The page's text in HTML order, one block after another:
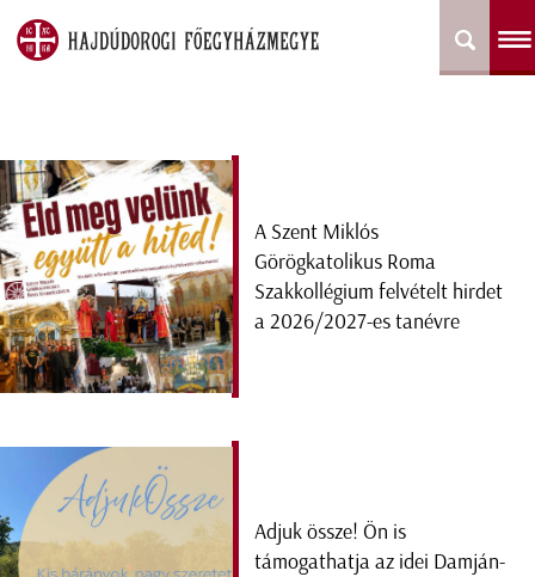
A Szent Miklós
Görögkatolikus Roma
Szakkollégium felvételt hirdet
a 2026/2027-es tanévre
Adjuk össze! Ön is
támogathatja az idei Damján-